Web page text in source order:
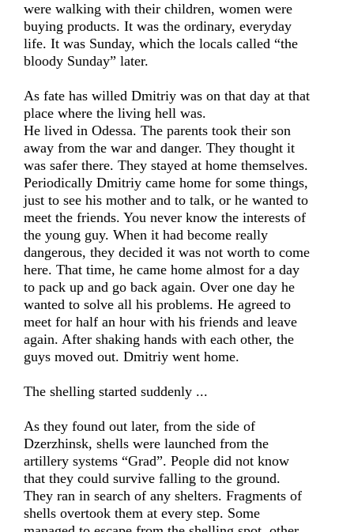
were walking with their children, women were
buying products. It was the ordinary, everyday
life. It was Sunday, which the locals called “the
bloody Sunday” later.
As fate has willed Dmitriy was on that day at that
place where the living hell was.
He lived in Odessa. The parents took their son
away from the war and danger. They thought it
was safer there. They stayed at home themselves.
Periodically Dmitriy came home for some things,
just to see his mother and to talk, or he wanted to
meet the friends. You never know the interests of
the young guy. When it had become really
dangerous, they decided it was not worth to come
here. That time, he came home almost for a day
to pack up and go back again. Over one day he
wanted to solve all his problems. He agreed to
meet for half an hour with his friends and leave
again. After shaking hands with each other, the
guys moved out. Dmitriy went home.
The shelling started suddenly ...
As they found out later, from the side of
Dzerzhinsk, shells were launched from the
artillery systems “Grad”. People did not know
that they could survive falling to the ground.
They ran in search of any shelters. Fragments of
shells overtook them at every step. Some